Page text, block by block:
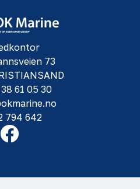
73
61 05 30
794 642